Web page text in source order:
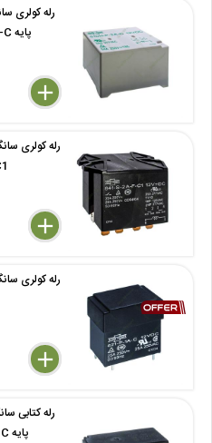
پایه SONG CHUAN 510H-P-2A-C
delete
remove
add
delete
remove
add
delete
remove
add
پایه SONG CHUAN 881H-1AH-C